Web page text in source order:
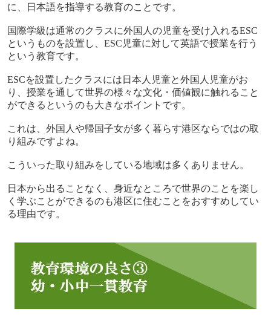
に、日本語を指導する教育のことです。
国際学級は通常のクラスに外国人の児童を受け入れるESC
というものを設置し、 ESC 児童に対して英語で授業を行う
という教育です。
ESCを設置したクラスには日本人児童と外国人児童がお
り、授業を通して世界の様々な文化・価値観に触れること
ができるというのも大きなポイントです。
これは、外国人や帰国子女が多く暮らす港区ならではの取
り組みですよね。
こういった取り組みをしている地域は多くありません。
日本から出ることなく、身近なところで世界のことを楽し
く学ぶことができるのも港区に住むことをおすすめしてい
る理由です。